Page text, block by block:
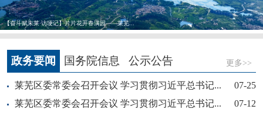
【奋斗赋未莱·访埂记】片片花开春满园——莱芜...
政务要闻 国务院信息 公示公告 更多>>
莱芜区委常委会召开会议 学习贯彻习近平总书记...
07-25
莱芜区委常委会召开会议 学习贯彻习近平总书记...
07-12